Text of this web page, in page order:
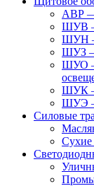
АВР —
ШУВ —
ШУН —
ШУЗ —
ШУО —
ШУК —
ШУЭ —
Силовые
Сухие